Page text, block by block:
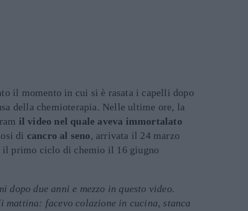
il momento in cui si è rasata i capelli dopo
della chemioterapia. Nelle ultime ore, la
il video nel quale aveva immortalato
di cancro al seno, arrivata il 24 marzo
primo ciclo di chemio il 16 giugno
dopo due anni e mezzo in questo video.
mattina: facevo colazione in cucina, stanca